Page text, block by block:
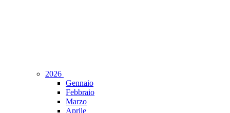
2026
Gennaio
Febbraio
Marzo
Aprile